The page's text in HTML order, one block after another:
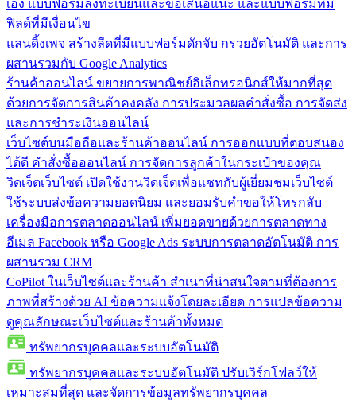
เอง แบบฟอร์มลงทะเบียนและข้อเสนอแนะ และแบบฟอร์มที่มี
ฟิลด์ที่มีเงื่อนไข
แลนดิ้งเพจ สร้างลีดที่มีแบบฟอร์มดักจับ กรวยอัตโนมัติ และการ
ผสานรวมกับ Google Analytics
ร้านค้าออนไลน์ ขยายการพาณิชย์อิเล็กทรอนิกส์ให้มากที่สุด
ด้วยการจัดการสินค้าคงคลัง การประมวลผลคำสั่งซื้อ การจัดส่ง
และการชำระเงินออนไลน์
เว็บไซต์บนมือถือและร้านค้าออนไลน์ การออกแบบที่ตอบสนอง
ได้ดี คำสั่งซื้อออนไลน์ การจัดการลูกค้าในกระเป๋าของคุณ
วิดเจ็ตเว็บไซต์ เปิดใช้งานวิดเจ็ตเพื่อแชทกับผู้เยี่ยมชมเว็บไซต์
ใช้ระบบส่งข้อความยอดนิยม และยอมรับคำขอให้โทรกลับ
เครื่องมือการตลาดออนไลน์ เพิ่มยอดขายด้วยการตลาดทาง
อีเมล Facebook หรือ Google Ads ระบบการตลาดอัตโนมัติ การ
ผสานรวม CRM
CoPilot ในเว็บไซต์และร้านค้า สำเนาที่น่าสนใจตามที่ต้องการ
ภาพที่สร้างด้วย AI ข้อความแจ้งโดยละเอียด การแปลข้อความ
ดูคุณลักษณะเว็บไซต์และร้านค้าทั้งหมด
ทรัพยากรบุคคลและระบบอัตโนมัติ
ทรัพยากรบุคคลและระบบอัตโนมัติ ปรับเวิร์กโฟลว์ให้
เหมาะสมที่สุด และจัดการข้อมูลทรัพยากรบุคคล